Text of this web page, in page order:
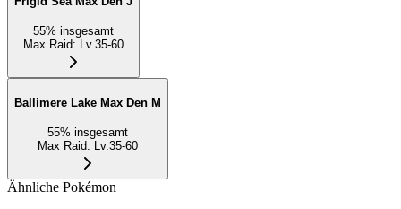
55% insgesamt
Max Raid: Lv.35-60
Ballimere Lake Max Den M
55% insgesamt
Max Raid: Lv.35-60
Ähnliche Pokémon